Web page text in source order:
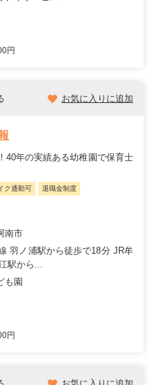
円
お気に入りに追加
40年の実績ある幼稚園で保育士
ク通勤可 退職金制度
南市
羽ノ浦駅から徒歩で18分 JR牟
駅から...
も園
円